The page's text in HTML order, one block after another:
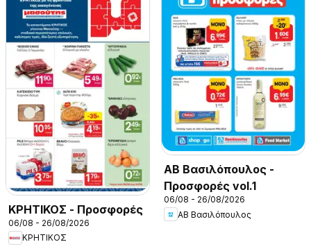
ΚΡΗΤΙΚΟΣ - Προσφορές
06/08 - 26/08/2026
ΚΡΗΤΙΚΟΣ
ΑΒ Βασιλόπουλος -
Προσφορές vol.1
06/08 - 26/08/2026
ΑΒ Βασιλόπουλος